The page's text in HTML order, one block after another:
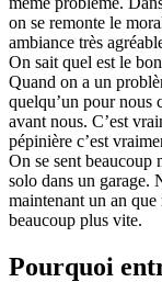
on se remonte le
ambiance très
On sait quel est le
Quand on a un
quelqu’un pour nous
avant nous. C’est
pépinière c’est
On se sent beaucoup
solo dans un garage.
maintenant un an que
beaucoup plus vite.
Pourquoi